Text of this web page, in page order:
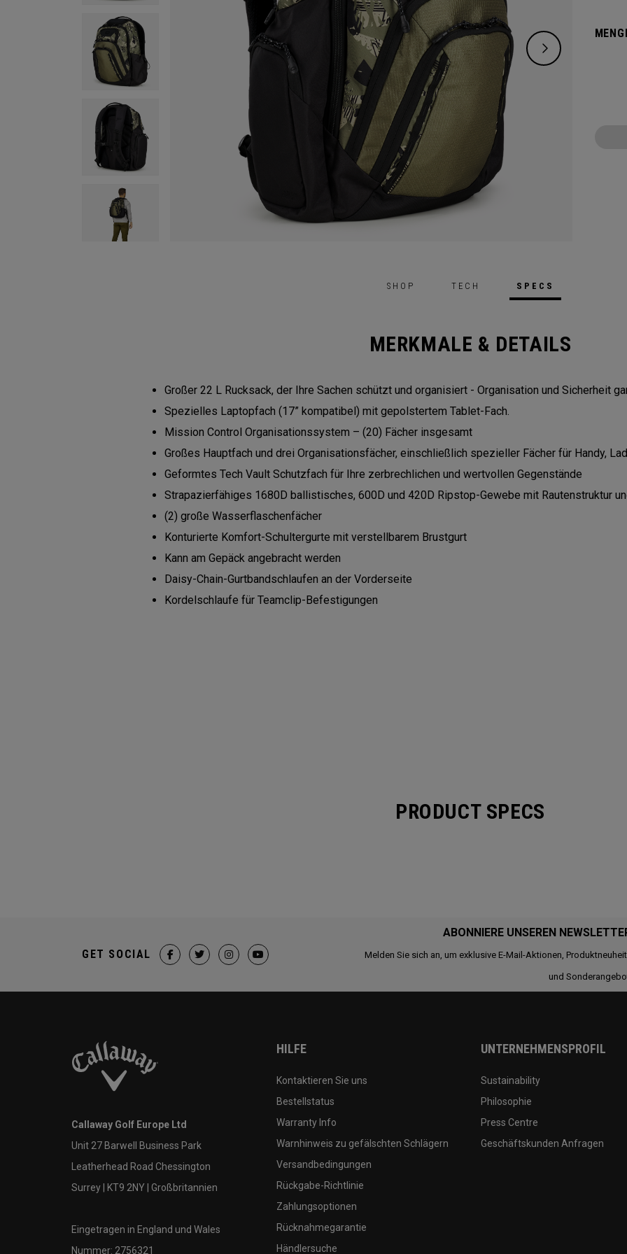
SHOP TECH SPECS
MERKMALE & DETAILS
Großer 22 L Rucksack, der Ihre Sachen schützt und organisiert - Organisation und Sicherheit
Spezielles Laptopfach (17” kompatibel) mit gepolstertem Tablet-Fach.
Mission Control Organisationssystem – (20) Fächer insgesamt
Großes Hauptfach und drei Organisationsfächer, einschließlich spezieller Fächer für Handy,
Geformtes Tech Vault Schutzfach für Ihre zerbrechlichen und wertvollen Gegenstände
Strapazierfähiges 1680D ballistisches, 600D und 420D Ripstop-Gewebe mit Rautenstruktur
(2) große Wasserflaschenfächer
Konturierte Komfort-Schultergurte mit verstellbarem Brustgurt
Kann am Gepäck angebracht werden
Daisy-Chain-Gurtbandschlaufen an der Vorderseite
Kordelschlaufe für Teamclip-Befestigungen
PRODUCT SPECS
ABONNIERE UNSEREN
Melden Sie sich an, um exklusive E-Mail-Aktionen,
und
GET SOCIAL
Callaway Golf Europe Ltd
Unit 27 Barwell Business Park
Leatherhead Road Chessington
Surrey | KT9 2NY | Großbritannien
Eingetragen in England und Wales
Nummer: 2756321
HILFE
Kontaktieren Sie uns
Bestellstatus
Warranty Info
Warnhinweis zu gefälschten Schlägern
Versandbedingungen
Rückgabe-Richtlinie
Zahlungsoptionen
Rücknahmegarantie
Händlersuche
UNTERNEHMENSPROFIL
Sustainability
Philosophie
Press Centre
Geschäftskunden Anfragen